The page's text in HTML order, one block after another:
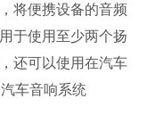
将便携设备的音频
于使用至少两个扬
还可以使用在汽车
车音响系统